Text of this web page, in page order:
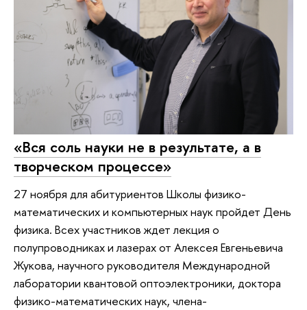
«Вся соль науки не в результате, а в
творческом процессе»
27 ноября для абитуриентов Школы физико-
математических и компьютерных наук пройдет День
физика. Всех участников ждет лекция о
полупроводниках и лазерах от Алексея Евгеньевича
Жукова, научного руководителя Международной
лаборатории квантовой оптоэлектроники, доктора
физико-математических наук, члена-